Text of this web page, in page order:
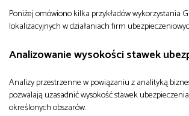
Poniżej omówiono kilka przykładów wykorzystania
lokalizacyjnych w działaniach firm
Analizowanie wysokości stawek
Analizy przestrzenne w powiązaniu z analityką
pozwalają uzasadnić wysokość stawek
określonych obszarów.